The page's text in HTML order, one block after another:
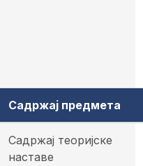
Садржај предмета
Садржај теоријске
наставе